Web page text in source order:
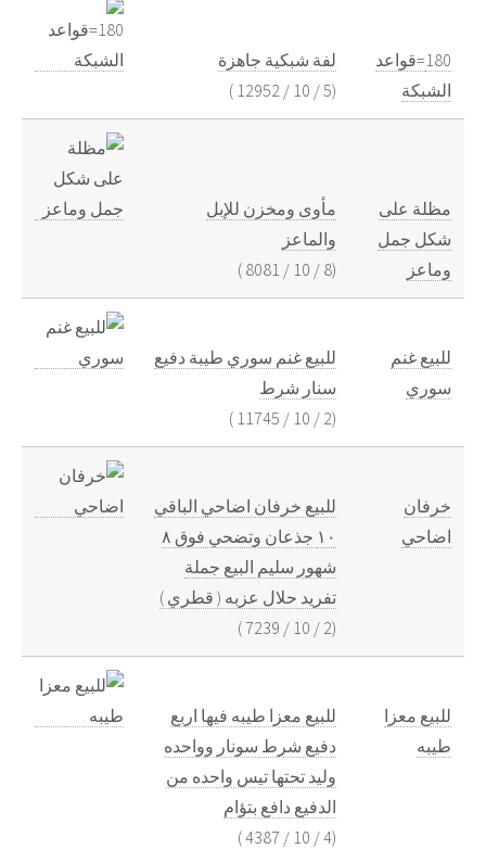
180=قواعد
الشبكة
لفة شبكية جاهزة
(
5
/
10
/
12952
)
مظلة على
شكل جمل
وماعز
مأوى ومخزن للإبل
والماعز
(
8
/
10
/
8081
)
للبيع غنم
سوري
للبيع غنم سوري طيبة دفيع
سنار شرط
(
2
/
10
/
11745
)
خرفان
اضاحي
للبيع خرفان اضاحي الباقي
١٠ جذعان وتضحي فوق ٨
شهور سليم البيع جملة
تفريد حلال عزبه ( قطري )
(
2
/
10
/
7239
)
للبيع معزا
طيبه
للبيع معزا طيبه فيها اربع
دفيع شرط سونار وواحده
وليد تحتها تيس واحده من
الدفيع دافع بتؤام
(
4
/
10
/
4387
)